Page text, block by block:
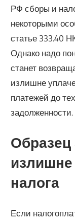
РФ сборы и
некоторыми
статье 333.40
Однако надо
станет
излишне
платежей до
задолженности.
Образец
излишне
налога
Если